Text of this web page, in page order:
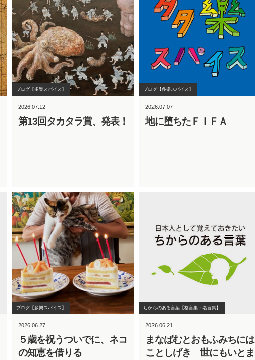
2026.07.12
第13回タカタラ賞、発表！
ブログ【多樂スパイス】
2026.07.07
地に堕ちたＦＩＦＡ
ブログ【多樂スパイス】
2026.06.27
５歳を祝うついでに、ネコ
の知恵を借りる
ブログ【多樂スパイス】
2026.06.21
まなばむとおもふみちには
ことしげき 世にもいとま
ちからのある言葉【格言集・名言集】